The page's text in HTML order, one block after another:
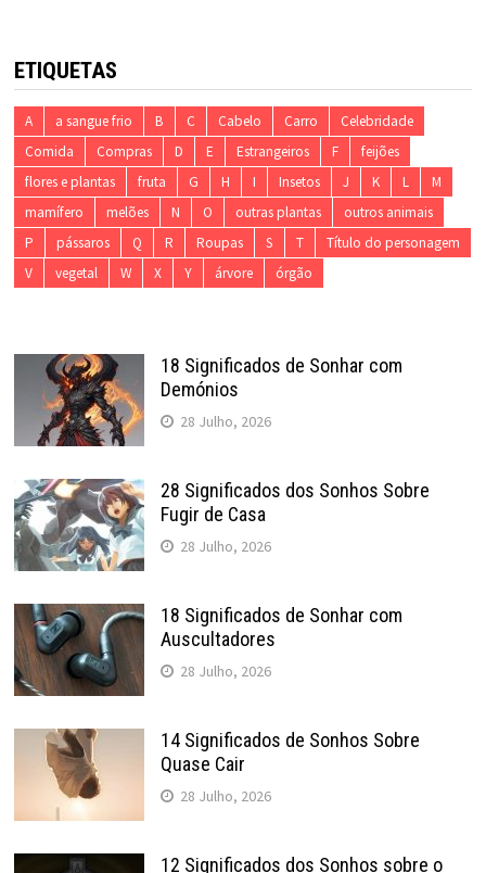
ETIQUETAS
A a sangue frio B C Cabelo Carro
Celebridade
Comida
Compras D E Estrangeiros F
feijões
flores e plantas
fruta G H I Insetos J K L
M
mamífero
melões N O outras plantas
outros animais
P
pássaros Q R Roupas S T
Título do personagem
V
vegetal W X Y árvore órgão
18 Significados de Sonhar com
Demónios
28 Julho, 2026
28 Significados dos Sonhos Sobre
Fugir de Casa
28 Julho, 2026
18 Significados de Sonhar com
Auscultadores
28 Julho, 2026
14 Significados de Sonhos Sobre
Quase Cair
28 Julho, 2026
12 Significados dos Sonhos sobre o